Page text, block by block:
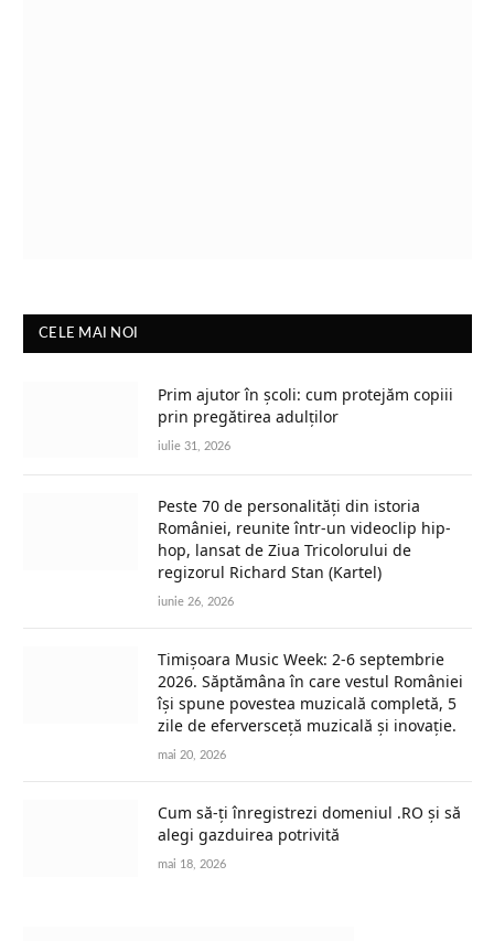
CELE MAI NOI
Prim ajutor în școli: cum protejăm copiii
prin pregătirea adulților
iulie 31, 2026
Peste 70 de personalități din istoria
României, reunite într-un videoclip hip-
hop, lansat de Ziua Tricolorului de
regizorul Richard Stan (Kartel)
iunie 26, 2026
Timișoara Music Week: 2-6 septembrie
2026. Săptămâna în care vestul României
își spune povestea muzicală completă, 5
zile de eferversceță muzicală și inovație.
mai 20, 2026
Cum să-ți înregistrezi domeniul .RO și să
alegi gazduirea potrivită
mai 18, 2026